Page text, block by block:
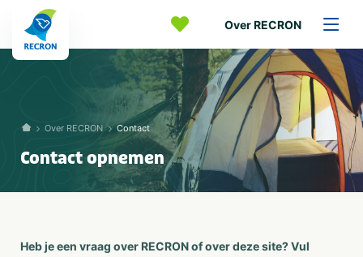
Over RECRON
Over RECRON Contact
Contact opnemen
Heb je een vraag over RECRON of over deze site? Vul